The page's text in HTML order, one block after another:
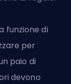
funzione di
per
paio di
devono